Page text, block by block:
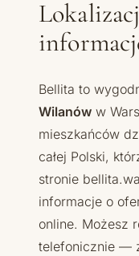
Bellita to
Wilanów w
mieszkańców
całej Polski,
stronie
informacje o
online. Możesz
telefonicznie —